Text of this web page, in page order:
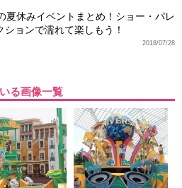
夏休みイベントまとめ！ショー・パレ
ションで濡れて楽しもう！
2018/07/28
る画像一覧